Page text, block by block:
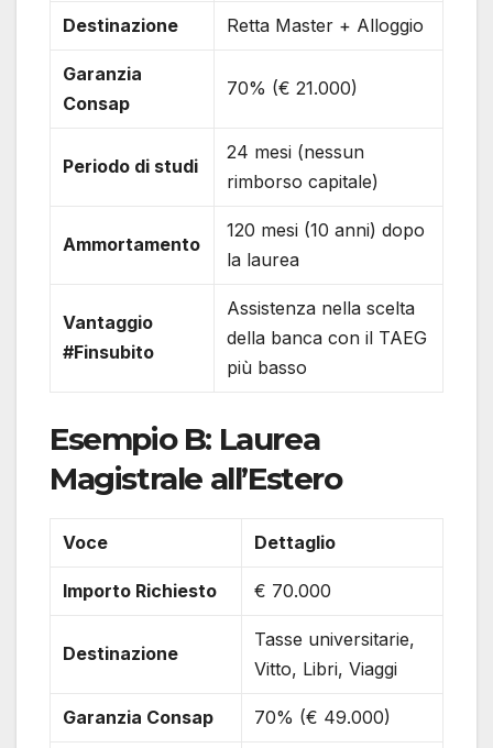
Destinazione Retta Master + Alloggio
Garanzia
Consap
70% (€ 21.000)
Periodo di studi
24 mesi (nessun
rimborso capitale)
Ammortamento
120 mesi (10 anni) dopo
la laurea
Vantaggio
#Finsubito
Assistenza nella scelta
della banca con il TAEG
più basso
Esempio B: Laurea
Magistrale all’Estero
Voce Dettaglio
Importo Richiesto € 70.000
Destinazione
Tasse universitarie,
Vitto, Libri, Viaggi
Garanzia Consap 70% (€ 49.000)